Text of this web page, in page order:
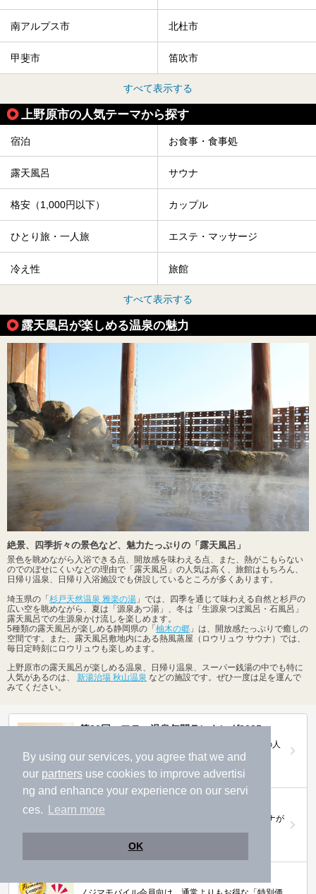
By using our services, you agree that we and
our partners use cookies to improve advertisi
ng and enhance your experience on our servi
ces.
Learn more
OK
南アルプス市 北杜市
甲斐市 笛吹市
すべて表示する
上野原市の人気テーマから探す
宿泊 お食事・食事処
露天風呂 サウナ
格安（1,000円以下） カップル
ひとり旅・一人旅 エステ・マッサージ
冷え性 旅館
すべて表示する
露天風呂が楽しめる温泉の魅力
絶景、四季折々の景色など、魅力たっぷりの「露天風呂」
景色を眺めながら入浴できる点、開放感を味わえる点、また、熱がこもらない
のでのぼせにくいなどの理由で「露天風呂」の人気は高く、旅館はもちろん、
日帰り温泉、日帰り入浴施設でも併設しているところが多くあります。
埼玉県の「 杉戸天然温泉 雅楽の湯 」では、四季を通じて味わえる自然と杉戸の
広い空を眺めながら、夏は「源泉あつ湯」、冬は「生源泉つぼ風呂・石風呂」
露天風呂での生源泉かけ流しを楽しめます。
5種類の露天風呂が楽しめる静岡県の「 柚木の郷 」は、開放感たっぷりで癒しの
空間です。また、露天風呂敷地内にある熱風蒸屋（ロウリュウ サウナ）では、
毎日定時刻にロウリュウも楽しめます。
上野原市の露天風呂が楽しめる温泉、日帰り温泉、スーパー銭湯の中でも特に
人気があるのは、 新湯治場 秋山温泉 などの施設です。ぜひ一度は足を運んで
みてください。
第20回ニフティ温泉年間ランキング2025
全国約2.2万件の中から頂点に選ばれた、2025年の人
気施設は…
おふろ好きユーザーの投票により、全国No.1サウナが